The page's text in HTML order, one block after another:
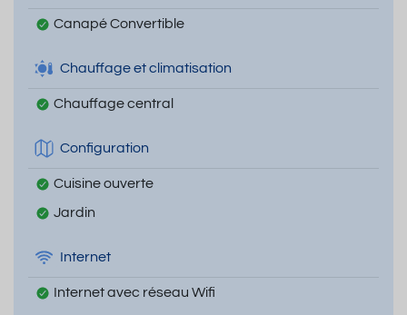
Canapé Convertible
Chauffage et climatisation
Chauffage central
Configuration
Cuisine ouverte
Jardin
Internet
Internet avec réseau Wifi